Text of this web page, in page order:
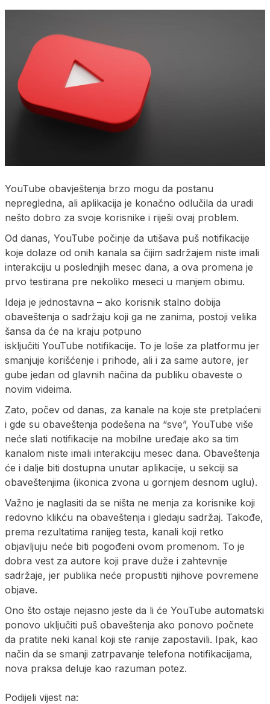
YouTube obavještenja brzo mogu da postanu
nepregledna, ali aplikacija je konačno odlučila da uradi
nešto dobro za svoje korisnike i riješi ovaj problem.
Od danas, YouTube počinje da utišava puš notifikacije
koje dolaze od onih kanala sa čijim sadržajem niste imali
interakciju u poslednjih mesec dana, a ova promena je
prvo testirana pre nekoliko meseci u manjem obimu.
Ideja je jednostavna – ako korisnik stalno dobija
obaveštenja o sadržaju koji ga ne zanima, postoji velika
šansa da će na kraju potpuno
isključiti YouTube notifikacije. To je loše za platformu jer
smanjuje korišćenje i prihode, ali i za same autore, jer
gube jedan od glavnih načina da publiku obaveste o
novim videima.
Zato, počev od danas, za kanale na koje ste pretplaćeni
i gde su obaveštenja podešena na “sve”, YouTube više
neće slati notifikacije na mobilne uređaje ako sa tim
kanalom niste imali interakciju mesec dana. Obaveštenja
će i dalje biti dostupna unutar aplikacije, u sekciji sa
obaveštenjima (ikonica zvona u gornjem desnom uglu).
Važno je naglasiti da se ništa ne menja za korisnike koji
redovno klikću na obaveštenja i gledaju sadržaj. Takođe,
prema rezultatima ranijeg testa, kanali koji retko
objavljuju neće biti pogođeni ovom promenom. To je
dobra vest za autore koji prave duže i zahtevnije
sadržaje, jer publika neće propustiti njihove povremene
objave.
Ono što ostaje nejasno jeste da li će YouTube automatski
ponovo uključiti puš obaveštenja ako ponovo počnete
da pratite neki kanal koji ste ranije zapostavili. Ipak, kao
način da se smanji zatrpavanje telefona notifikacijama,
nova praksa deluje kao razuman potez.
Podijeli vijest na: